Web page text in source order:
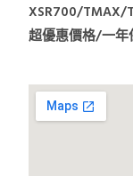
XSR700/
超優惠價格/一年